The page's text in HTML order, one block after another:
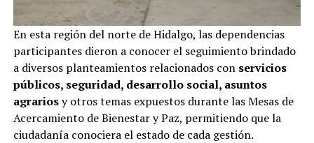
En esta región del norte de Hidalgo, las dependencias
participantes dieron a conocer el seguimiento brindado
a diversos planteamientos relacionados con servicios
públicos, seguridad, desarrollo social, asuntos
agrariosy otros temas expuestos durante las Mesas de
Acercamiento de Bienestar y Paz, permitiendo que la
ciudadanía conociera el estado de cada gestión.